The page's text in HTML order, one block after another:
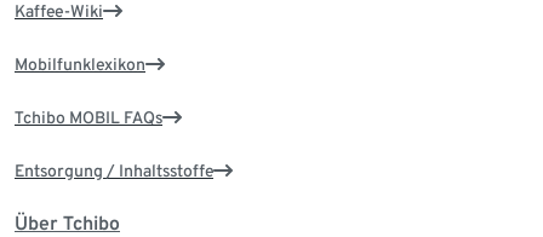
Kaffee-Wiki
Mobilfunklexikon
Tchibo MOBIL FAQs
Entsorgung / Inhaltsstoffe
Über Tchibo